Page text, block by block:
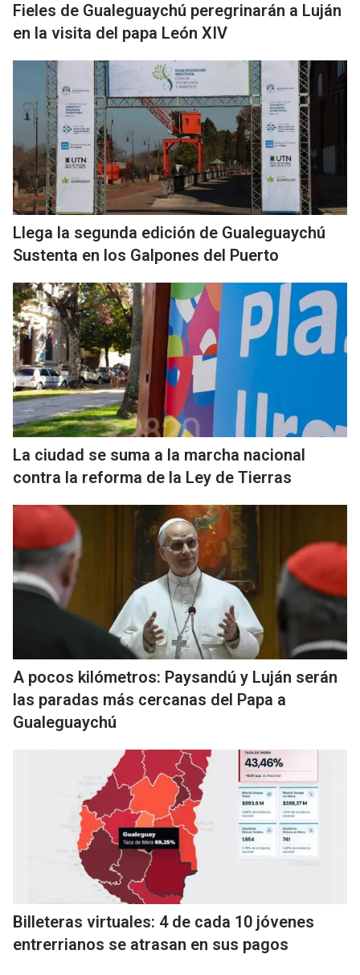
Fieles de Gualeguaychú peregrinarán a Luján
en la visita del papa León XIV
Llega la segunda edición de Gualeguaychú
Sustenta en los Galpones del Puerto
La ciudad se suma a la marcha nacional
contra la reforma de la Ley de Tierras
A pocos kilómetros: Paysandú y Luján serán
las paradas más cercanas del Papa a
Gualeguaychú
Billeteras virtuales: 4 de cada 10 jóvenes
entrerrianos se atrasan en sus pagos